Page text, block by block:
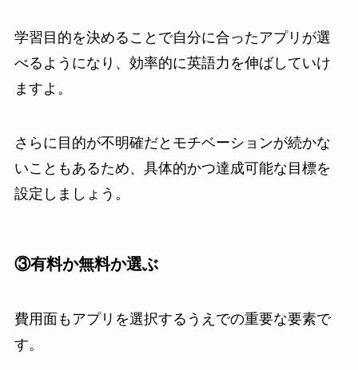
学習目的を決めることで自分に合ったアプリが選
べるようになり、効率的に英語力を伸ばしていけ
ますよ。
さらに目的が不明確だとモチベーションが続かな
いこともあるため、具体的かつ達成可能な目標を
設定しましょう。
③有料か無料か選ぶ
費用面もアプリを選択するうえでの重要な要素で
す。